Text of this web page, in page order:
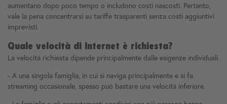
aumentano dopo poco tempo o includono costi nascosti. Pertanto,
vale la pena concentrarsi su tariffe trasparenti senza costi aggiuntivi
imprevisti.
Quale velocità di Internet è richiesta?
La velocità richiesta dipende principalmente dalle esigenze individuali.
- A una singola famiglia, in cui si naviga principalmente e si fa
streaming occasionale, spesso può bastare una velocità inferiore.